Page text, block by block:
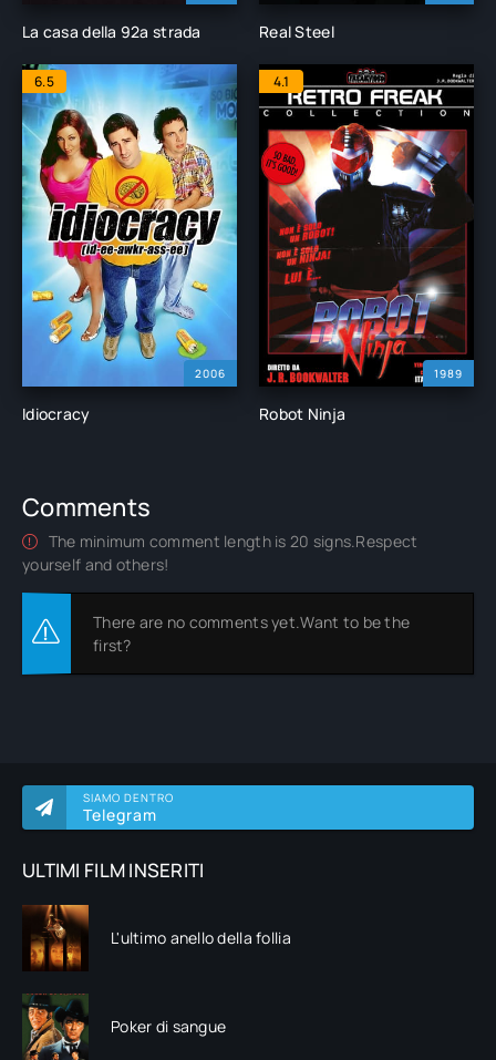
SIAMO DENTRO
Telegram
ULTIMI FILM INSERITI
L'ultimo anello della follia
Poker di sangue
La casa della 92ª strada Real Steel
2006
6.5
Idiocracy
1989
4.1
Robot Ninja
Comments
The minimum comment length is 20 signs.Respect
yourself and others!
There are no comments yet.Want to be the
first?